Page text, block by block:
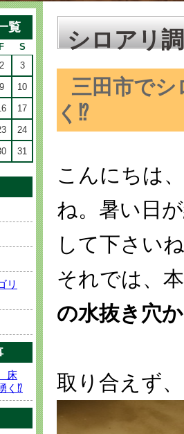
覧
F
S
2 3
9 10
17
24
31
リ
床
く⁉
シロアリ
三田市で
く⁉
こんにちは
ね。暑い日
して下さい
それでは、
の水抜き穴
取り合えず